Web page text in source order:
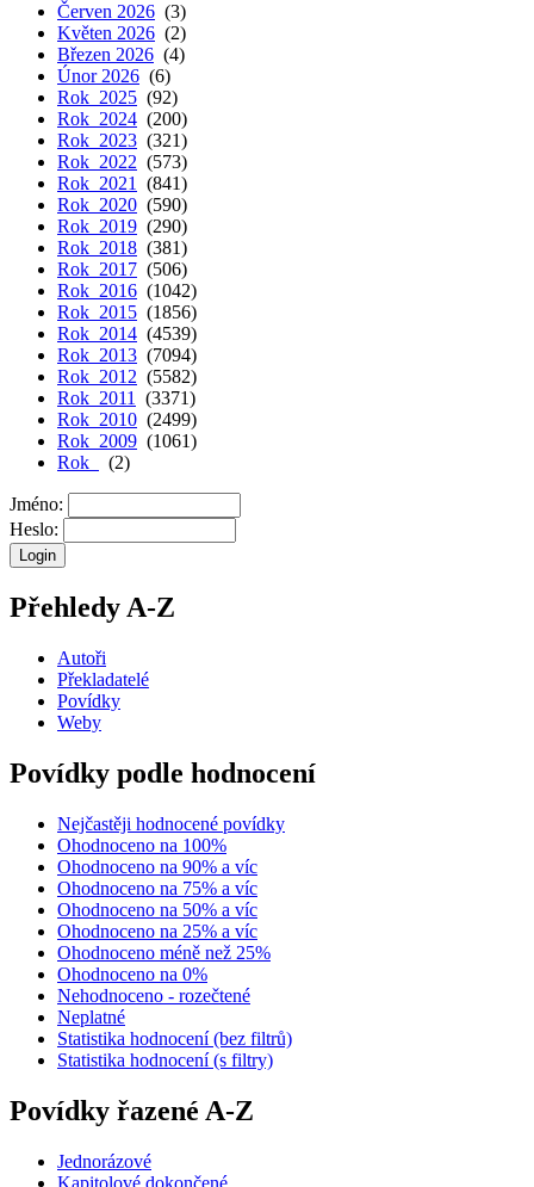
Červen 2026 (3)
Květen 2026 (2)
Březen 2026 (4)
Únor 2026 (6)
Rok 2025 (92)
Rok 2024 (200)
Rok 2023 (321)
Rok 2022 (573)
Rok 2021
(841)
Rok 2020 (590)
Rok 2019 (290)
Rok 2018 (381)
Rok 2017 (506)
Rok 2016 (1042)
Rok 2015 (1856)
Rok 2014 (4539)
Rok 2013 (7094)
Rok 2012 (5582)
Rok 2011
(3371)
Rok 2010 (2499)
Rok 2009 (1061)
Rok
(2)
Jméno:
Heslo:
Přehledy A-Z
Autoři
Překladatelé
Povídky
Weby
Povídky podle hodnocení
Nejčastěji hodnocené povídky
Ohodnoceno na 100%
Ohodnoceno na 90% a víc
Ohodnoceno na 75% a víc
Ohodnoceno na 50% a víc
Ohodnoceno na 25% a víc
Ohodnoceno méně než 25%
Ohodnoceno na 0%
Nehodnoceno - rozečtené
Neplatné
Statistika hodnocení (bez filtrů)
Statistika hodnocení (s filtry)
Povídky řazené A-Z
Jednorázové
Kapitolové dokončené